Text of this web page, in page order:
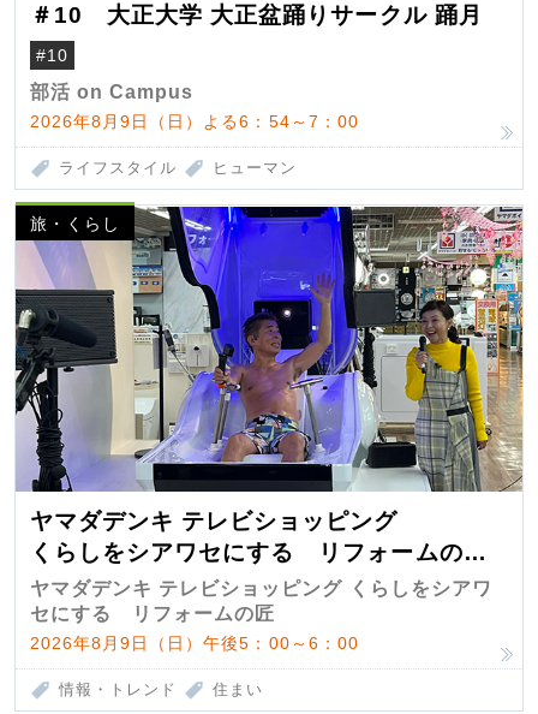
＃10 大正大学 大正盆踊りサークル 踊月
#10
部活 on Campus
2026年8月9日（日）よる6：54～7：00
ライフスタイル ヒューマン
旅・くらし
ヤマダデンキ テレビショッピング
くらしをシアワセにする リフォームの
匠 第7弾
ヤマダデンキ テレビショッピング くらしをシアワ
セにする リフォームの匠
2026年8月9日（日）午後5：00～6：00
情報・トレンド 住まい